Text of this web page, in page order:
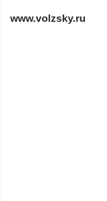
www.volzsky.ru